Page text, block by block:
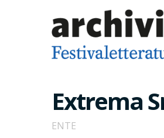
Extrema
ENTE